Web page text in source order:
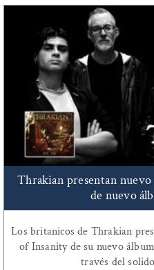
Thrakian presentan
de nuevo
Los britanicos de Thrakian
of Insanity de su nuevo
través del